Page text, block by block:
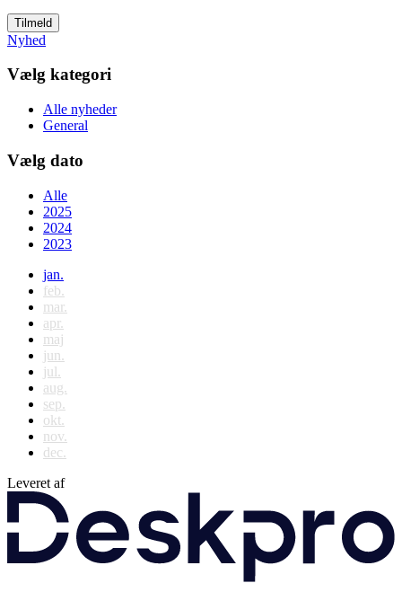
Tilmeld
Nyhed
Vælg kategori
Alle nyheder
General
Vælg dato
Alle
2025
2024
2023
jan.
feb.
mar.
apr.
maj
jun.
jul.
aug.
sep.
okt.
nov.
dec.
Leveret af